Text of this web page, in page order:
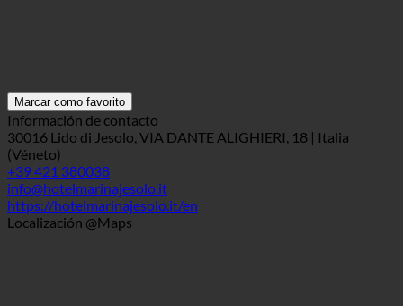
Marcar como favorito
Información de contacto
30016 Lido di Jesolo, VIA DANTE ALIGHIERI, 18 | Italia
(Véneto)
+39 421 380038
info@hotelmarinajesolo.it